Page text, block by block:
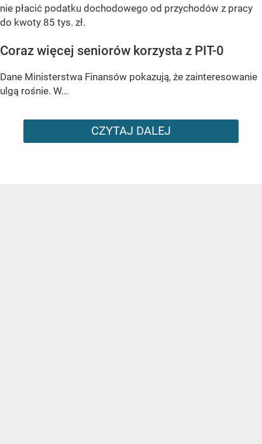
nie płacić podatku dochodowego od przychodów z pracy
do kwoty 85 tys. zł.
Coraz więcej seniorów korzysta z PIT-0
Dane Ministerstwa Finansów pokazują, że zainteresowanie
ulgą rośnie. W...
CZYTAJ DALEJ